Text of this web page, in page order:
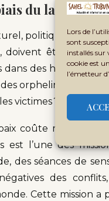
Lors de
sont
installés
cookie est
l’émetteur
du langage
politique ; bref
être
dans des hostilités
orphelins…, des
victimes ?
coûte moins.
l’une des
des séances de
des
Cette mission a